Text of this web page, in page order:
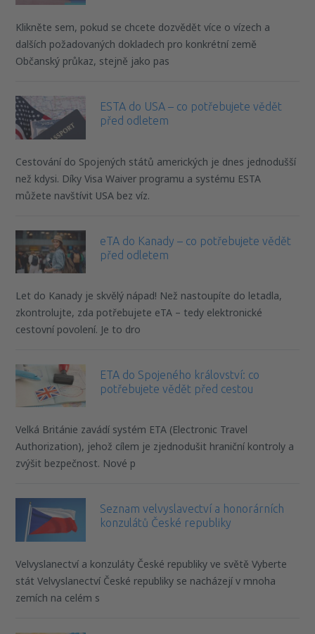
Klikněte sem, pokud se chcete dozvědět více o vízech a
dalších požadovaných dokladech pro konkrétní země
Občanský průkaz, stejně jako pas
ESTA do USA – co potřebujete vědět
před odletem
Cestování do Spojených států amerických je dnes jednodušší
než kdysi. Díky Visa Waiver programu a systému ESTA
můžete navštívit USA bez víz.
eTA do Kanady – co potřebujete vědět
před odletem
Let do Kanady je skvělý nápad! Než nastoupíte do letadla,
zkontrolujte, zda potřebujete eTA – tedy elektronické
cestovní povolení. Je to dro
ETA do Spojeného království: co
potřebujete vědět před cestou
Velká Británie zavádí systém ETA (Electronic Travel
Authorization), jehož cílem je zjednodušit hraniční kontroly a
zvýšit bezpečnost. Nové p
Seznam velvyslavectví a honorárních
konzulátů České republiky
Velvyslanectví a konzuláty České republiky ve světě Vyberte
stát Velvyslanectví České republiky se nacházejí v mnoha
zemích na celém s